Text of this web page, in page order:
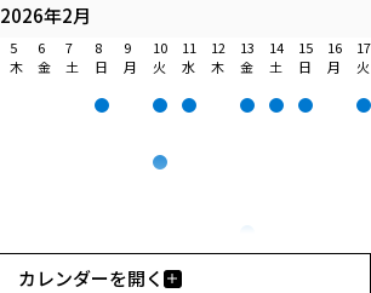
2026年2月
5 6 7 8 9 10 11 12 13 14 15 16
17
木 金 土 日 月 火 水 木 金 土 日 月 火
カレンダーを開く